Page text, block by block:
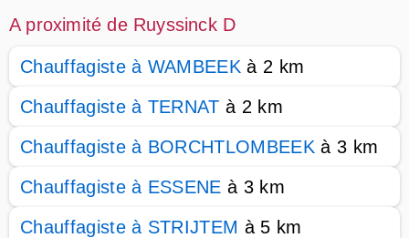
A proximité de Ruyssinck D
Chauffagiste à WAMBEEK à 2 km
Chauffagiste à TERNAT à 2 km
Chauffagiste à BORCHTLOMBEEK à 3 km
Chauffagiste à ESSENE à 3 km
Chauffagiste à STRIJTEM à 5 km